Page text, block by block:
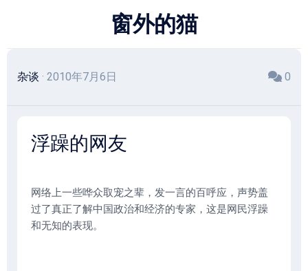
窗外的猫
杂谈 · 2010年7月6日 0
浮躁的网友
网络上一些哗众取宠之辈，发一言的百呼应，声势盖
过了真正了解中国政治和经济的专家，这是网民浮躁
和无知的表现。